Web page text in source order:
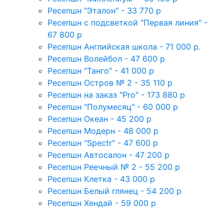
Ресепшн "Эталон" - 33 770 р
Ресепшн с подсветкой "Первая линия" -
67 800 р
Ресепшн Английская школа - 71 000 р.
Ресепшн Волейбол - 47 600 р
Ресепшн "Танго" - 41 000 р
Ресепшн Остров № 2 - 35 110 р
Ресепшн на заказ "Pro" - 173 880 р
Ресепшн "Полумесяц" - 60 000 р
Ресепшн Океан - 45 200 р
Ресепшн Модерн - 48 000 р
Ресепшн "Spectr" - 47 600 р
Ресепшн Автосалон - 47 200 р
Ресепшн Реечный № 2 - 55 200 р
Ресепшн Клетка - 43 000 р
Ресепшн Белый глянец - 54 200 р
Ресепшн Хендай - 59 000 р